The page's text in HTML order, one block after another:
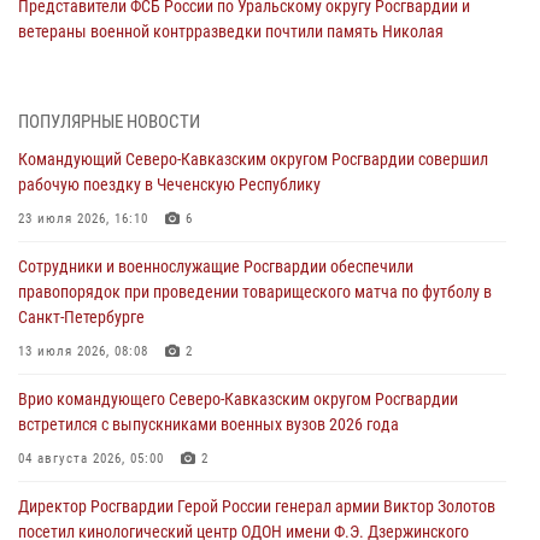
Представители ФСБ России по Уральскому округу Росгвардии и
ветераны военной контрразведки почтили память Николая
Смольного собора в Санкт-Петербурге (видео)
07 августа 2026, 11:34
взрывобезопасности
07 августа 2026, 11:33
Рэпер ST посетил раненых росгвардейцев в Главном военном
07 августа 2026, 11:18 2
В Ставрополе офицеры Росгвардии стали участниками пресс-
07 августа 2026, 11:00
ПОПУЛЯРНЫЕ НОВОСТИ
Командующий Северо-Кавказским округом Росгвардии совершил
рабочую поездку в Чеченскую Республику
23 июля 2026, 16:10 6
Сотрудники и военнослужащие Росгвардии обеспечили
правопорядок при проведении товарищеского матча по футболу в
Санкт-Петербурге
13 июля 2026, 08:08 2
Врио командующего Северо-Кавказским округом Росгвардии
встретился с выпускниками военных вузов 2026 года
04 августа 2026, 05:00 2
Директор Росгвардии Герой России генерал армии Виктор Золотов
посетил кинологический центр ОДОН имени Ф.Э. Дзержинского